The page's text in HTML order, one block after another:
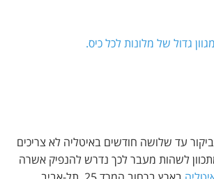
גדול של מלונות לכל כיס.
עד שלושה חודשים באיטליה לא צריכים
לשהות מעבר לכך נדרש להנפיק אשרה